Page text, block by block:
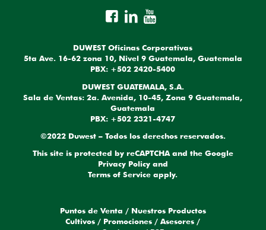
DUWEST Oficinas Corporativas
5ta Ave. 16-62 zona 10, Nivel 9 Guatemala, Guatemala
PBX: +502 2420-5400
DUWEST GUATEMALA, S.A.
Sala de Ventas: 2a. Avenida, 10-45, Zona 9 Guatemala,
Guatemala
PBX: +502 2321-4747
©2022 Duwest – Todos los derechos reservados.
This site is protected by reCAPTCHA and the Google
Privacy Policyand
Terms of Service apply.
Puntos de Venta / Nuestros Productos
Cultivos / Promociones /Asesores /